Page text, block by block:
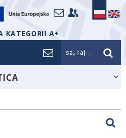
KATEGORII A+
szukaj...